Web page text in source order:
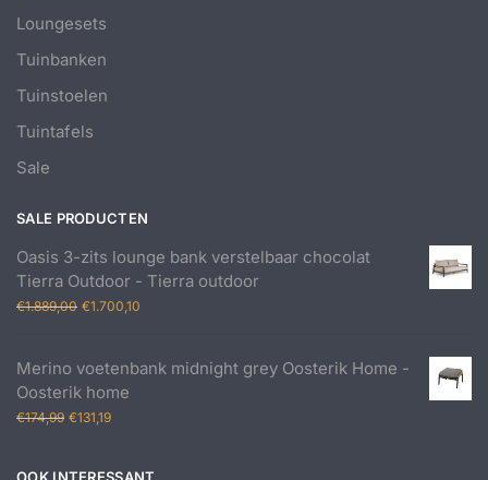
Loungesets
Tuinbanken
Tuinstoelen
Tuintafels
Sale
SALE PRODUCTEN
Oasis 3-zits lounge bank verstelbaar chocolat
Tierra Outdoor - Tierra outdoor
€1.889,00 Oorspronkelijke
€1.889,00.
€1.700,10
€1.700,10.
Merino voetenbank midnight grey Oosterik Home -
Oosterik home
€174,99 Oorspronkelijke
€131,19Huidige